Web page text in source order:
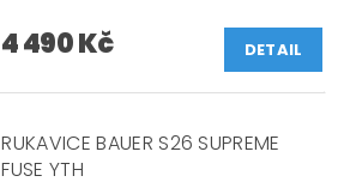
4 490 Kč DETAIL
RUKAVICE BAUER S26 SUPREME
FUSE YTH